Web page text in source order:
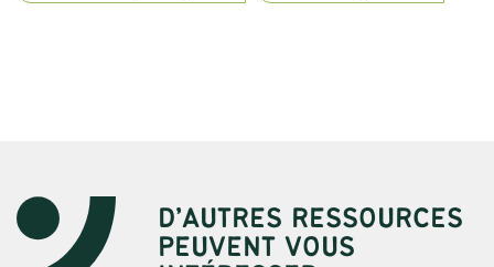
D’AUTRES RESSOURCES
PEUVENT VOUS